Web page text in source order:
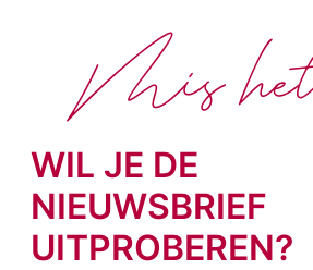
WIL JE DE
NIEUWSBRIEF
UITPROBEREN?
Mis